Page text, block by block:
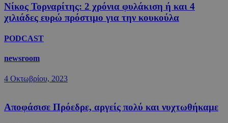
Νίκος Τορναρίτης: 2 χρόνια φυλάκιση ή και 4
χιλιάδες ευρώ πρόστιμο για την κουκούλα
PODCAST
newsroom
4 Οκτωβρίου, 2023
Αποφάσισε Πρόεδρε, αργείς πολύ και νυχτωθήκαμε